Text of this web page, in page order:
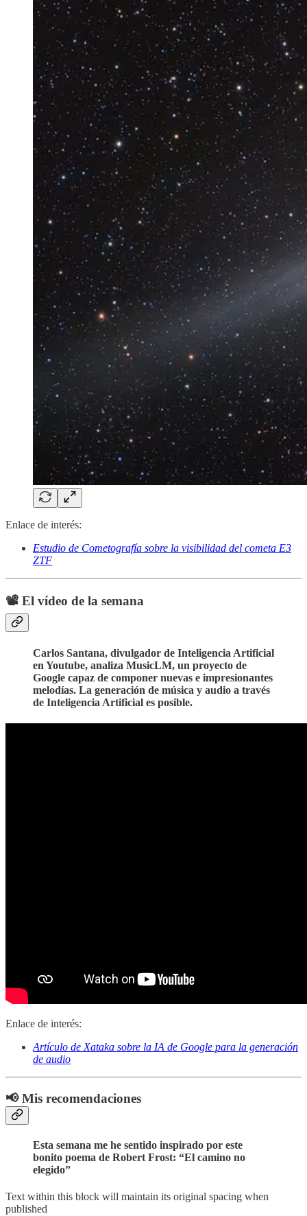
Enlace de interés:
Estudio de Cometografía sobre la visibilidad del cometa E3
ZTF
📽️ El vídeo de la semana
Carlos Santana, divulgador de Inteligencia Artificial
en Youtube, analiza MusicLM, un proyecto de
Google capaz de componer nuevas e impresionantes
melodías. La generación de música y audio a través
de Inteligencia Artificial es posible.
Enlace de interés:
Artículo de Xataka sobre la IA de Google para la generación
de audio
📢 Mis recomendaciones
Esta semana me he sentido inspirado por este
bonito poema de Robert Frost: “El camino no
elegido”
Text within this block will maintain its original spacing when
published